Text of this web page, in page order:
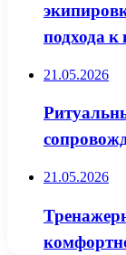
подхода к
21.05.2026
21.05.2026